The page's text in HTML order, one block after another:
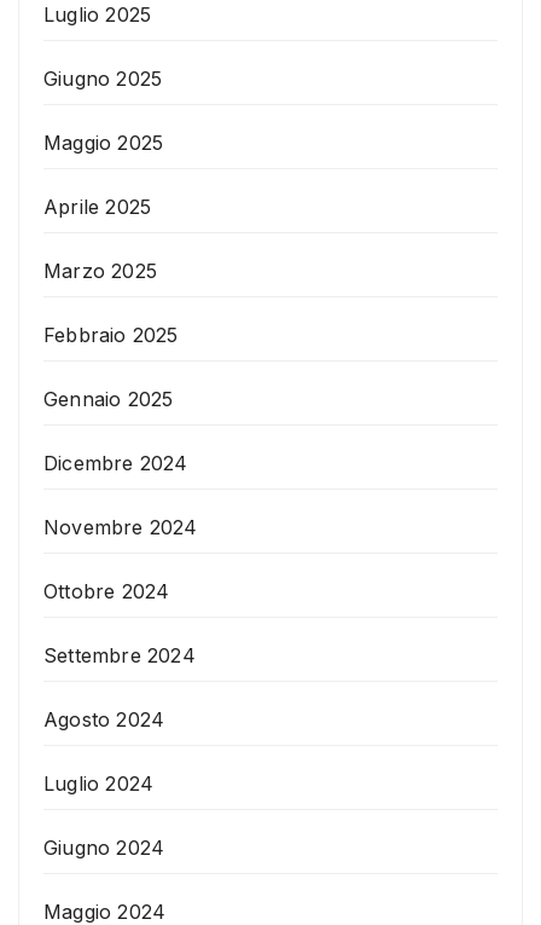
Luglio 2025
Giugno 2025
Maggio 2025
Aprile 2025
Marzo 2025
Febbraio 2025
Gennaio 2025
Dicembre 2024
Novembre 2024
Ottobre 2024
Settembre 2024
Agosto 2024
Luglio 2024
Giugno 2024
Maggio 2024